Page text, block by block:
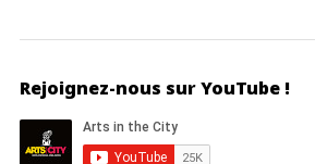
Rejoignez-nous sur YouTube !